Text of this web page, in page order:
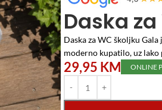
Daska
Daska za WC školjku
moderno kupatilo, uz
29,95 KM ONLINE